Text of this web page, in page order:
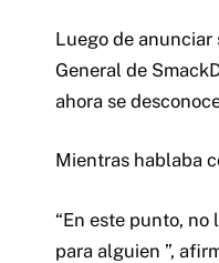
Luego de anunciar
General de
ahora se
Mientras hablaba
“En este punto, no
para alguien ”,